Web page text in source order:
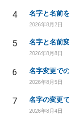
4 名字と名前
2026年8月2日
5 名字と名前
2026年8月8日
6 名字変更で
2026年8月5日
7 名字の変更
2026年8月4日